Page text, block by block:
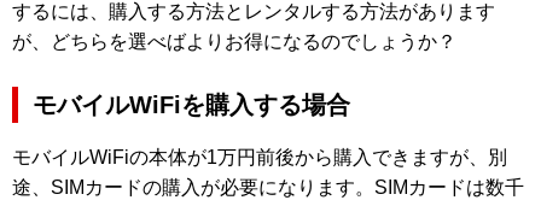
するには、購入する方法とレンタルする方法があります
が、どちらを選べばよりお得になるのでしょうか？
モバイルWiFiを購入する場合
モバイルWiFiの本体が1万円前後から購入できますが、別
途、SIMカードの購入が必要になります。SIMカードは数千